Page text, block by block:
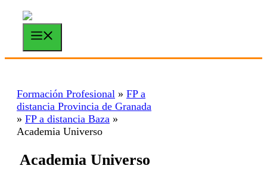
Saltar
contenido
Formación Profesional » FP a
distancia Provincia de Granada
» FP a distancia Baza »
Academia Universo
Academia Universo